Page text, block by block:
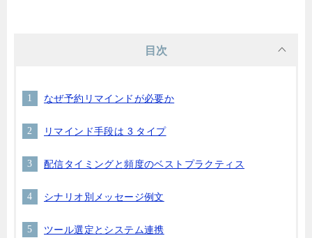
目次
なぜ予約リマインドが必要か
リマインド手段は 3 タイプ
配信タイミングと頻度のベストプラクティス
シナリオ別メッセージ例文
ツール選定とシステム連携